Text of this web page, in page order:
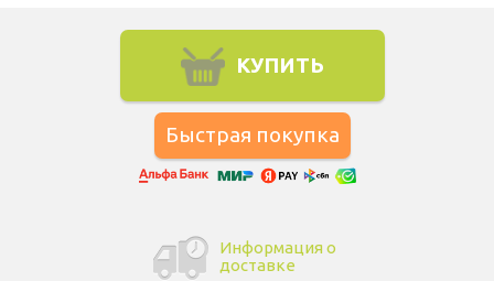
КУПИТЬ
Информация о
доставке